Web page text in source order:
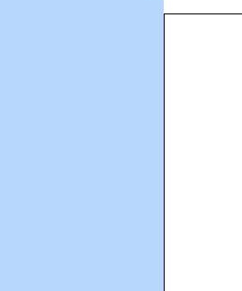
ステ
ポー
TOP
AIイ